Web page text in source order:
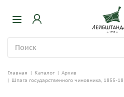
Главная | Каталог | Архив
| Шпага государственного чиновника, 1855-